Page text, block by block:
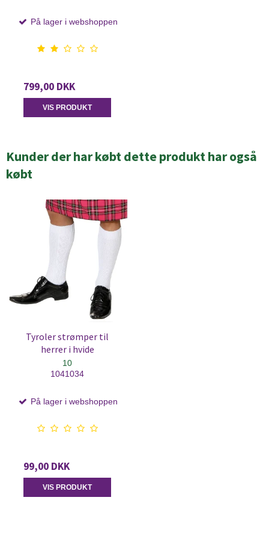
På lager i webshoppen
799,00 DKK
VIS PRODUKT
Kunder der har købt dette produkt har også
købt
Tyroler strømper til
herrer i hvide
10
1041034
På lager i webshoppen
99,00 DKK
VIS PRODUKT